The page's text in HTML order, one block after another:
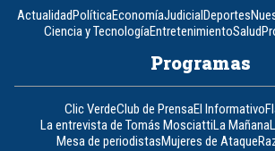
ActualidadPolíticaEconomíaJudicialDeportes
Ciencia y TecnologíaEntretenimientoSalud
Programas
Clic VerdeClub de PrensaEl Informativo
La entrevista de Tomás MosciattiLa Mañana
Mesa de periodistasMujeres de Ataque